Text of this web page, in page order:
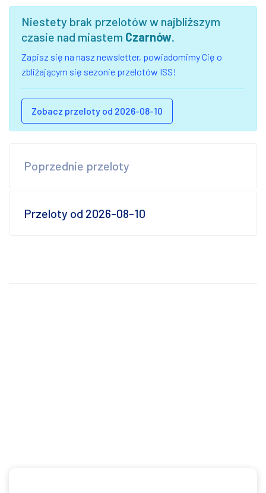
Niestety brak przelotów w najbliższym
czasie nad miastem Czarnów.
Zapisz się na nasz newsletter, powiadomimy Cię o
zbliżającym się sezonie przelotów ISS!
Zobacz przeloty od 2026-08-10
Poprzednie przeloty
Przeloty od 2026-08-10